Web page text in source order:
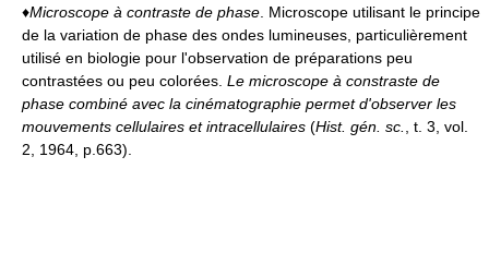
♦Microscope à contraste de phase . Microscope utilisant le principe
de la variation de phase des ondes lumineuses, particulièrement
utilisé en biologie pour l'observation de préparations peu
contrastées ou peu colorées. Le microscope à constraste de
phase combiné avec la cinématographie permet d'observer les
mouvements cellulaires et intracellulaires (Hist. gén. sc.
, t. 3, vol.
2, 1964, p.663).